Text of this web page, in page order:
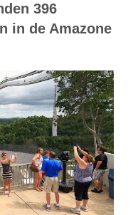
396
in de Amazone